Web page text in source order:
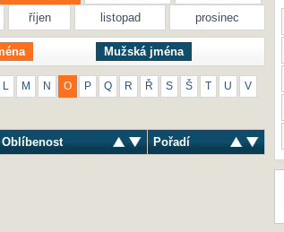
říjen listopad prosinec
Mužská jména
M N O P Q R Ř S Š U V
Oblíbenost Pořadí